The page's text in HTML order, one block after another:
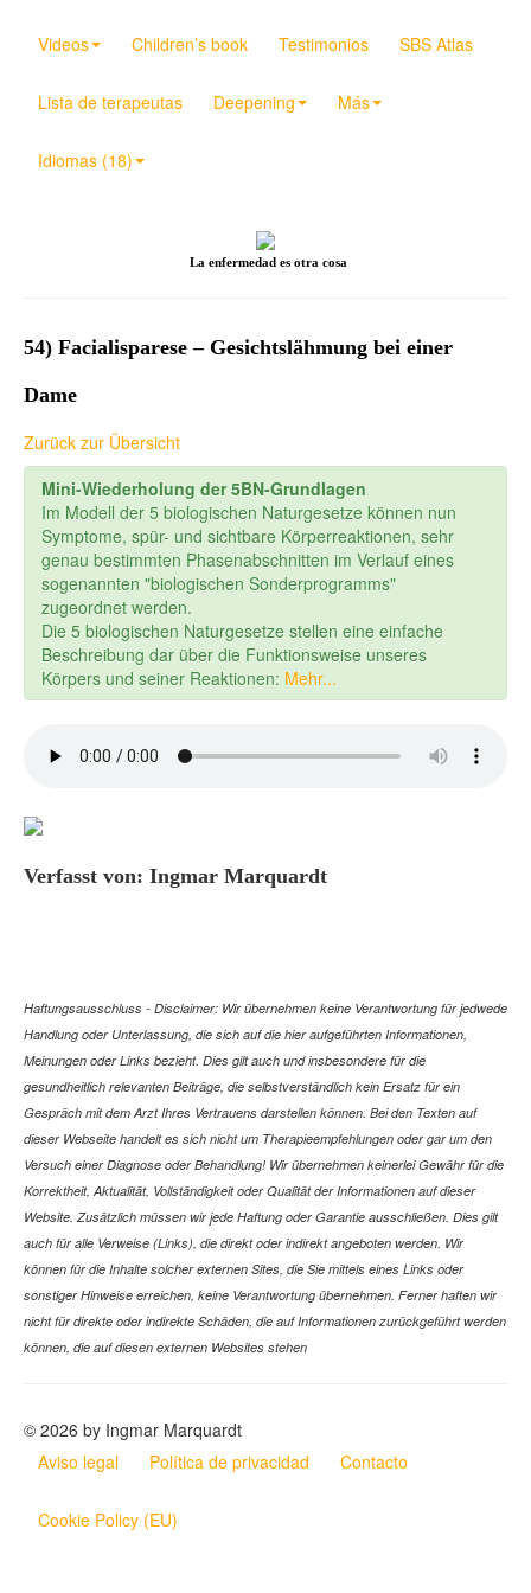
Videos Children’s book Testimonios SBS Atlas
Lista de terapeutas Deepening Más
Idiomas (18)
La enfermedad es otra cosa
54) Facialisparese – Gesichtslähmung bei einer
Dame
Zurück zur Übersicht
Mini-Wiederholung der 5BN-Grundlagen
Im Modell der 5 biologischen Naturgesetze können nun
Symptome, spür- und sichtbare Körperreaktionen, sehr
genau bestimmten Phasenabschnitten im Verlauf eines
sogenannten "biologischen Sonderprogramms"
zugeordnet werden.
Die 5 biologischen Naturgesetze stellen eine einfache
Beschreibung dar über die Funktionsweise unseres
Körpers und seiner Reaktionen: Mehr...
Verfasst von: Ingmar Marquardt
Haftungsausschluss - Disclaimer: Wir übernehmen keine Verantwortung für jedwede
Handlung oder Unterlassung, die sich auf die hier aufgeführten Informationen,
Meinungen oder Links bezieht. Dies gilt auch und insbesondere für die
gesundheitlich relevanten Beiträge, die selbstverständlich kein Ersatz für ein
Gespräch mit dem Arzt Ihres Vertrauens darstellen können. Bei den Texten auf
dieser Webseite handelt es sich nicht um Therapieempfehlungen oder gar um den
Versuch einer Diagnose oder Behandlung! Wir übernehmen keinerlei Gewähr für die
Korrektheit, Aktualität, Vollständigkeit oder Qualität der Informationen auf dieser
Website. Zusätzlich müssen wir jede Haftung oder Garantie ausschließen. Dies gilt
auch für alle Verweise (Links), die direkt oder indirekt angeboten werden. Wir
können für die Inhalte solcher externen Sites, die Sie mittels eines Links oder
sonstiger Hinweise erreichen, keine Verantwortung übernehmen. Ferner haften wir
nicht für direkte oder indirekte Schäden, die auf Informationen zurückgeführt werden
können, die auf diesen externen Websites stehen
© 2026 by Ingmar Marquardt
Aviso legal
Política de privacidad Contacto
Cookie Policy (EU)